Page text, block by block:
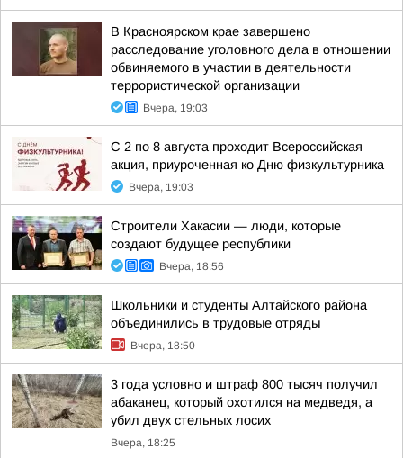
В Красноярском крае завершено
расследование уголовного дела в отношении
обвиняемого в участии в деятельности
террористической организации
Вчера, 19:03
С 2 по 8 августа проходит Всероссийская
акция, приуроченная ко Дню физкультурника
Вчера, 19:03
Строители Хакасии — люди, которые
создают будущее республики
Вчера, 18:56
Школьники и студенты Алтайского района
объединились в трудовые отряды
Вчера, 18:50
3 года условно и штраф 800 тысяч получил
абаканец, который охотился на медведя, а
убил двух стельных лосих
Вчера, 18:25